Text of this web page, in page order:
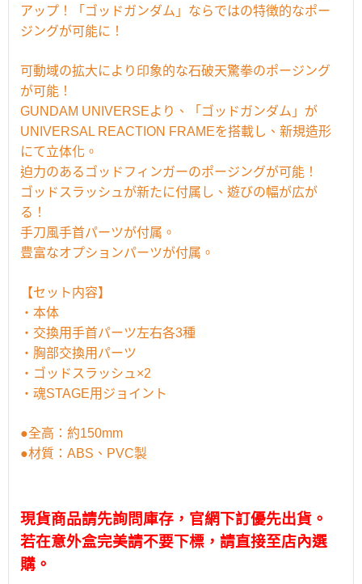
アップ！「ゴッドガンダム」ならではの特徴的なポー
ジングが可能に！
可動域の拡大により印象的な石破天驚拳のポージング
が可能！
GUNDAM UNIVERSEより、「ゴッドガンダム」が
UNIVERSAL REACTION FRAMEを搭載し、新規造形
にて立体化。
迫力のあるゴッドフィンガーのポージングが可能！
ゴッドスラッシュが新たに付属し、遊びの幅が広が
る！
手刀風手首パーツが付属。
豊富なオプションパーツが付属。
【セット内容】
・本体
・交換用手首パーツ左右各3種
・胸部交換用パーツ
・ゴッドスラッシュ×2
・魂STAGE用ジョイント
●全高：約150mm
●材質：ABS、PVC製
現貨商品請先詢問庫存，官網下訂優先出貨。
若在意外盒完美請不要下標，請直接至店內選
購。